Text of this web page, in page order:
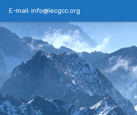
E-mail: info@lecgcc.org